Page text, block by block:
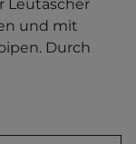
Leutascher
und mit
Durch
mittels
Sauna It.